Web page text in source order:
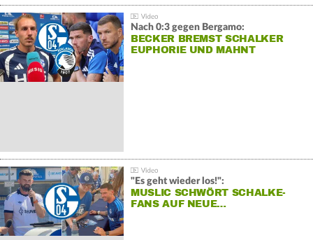
Nach 0:3 gegen Bergamo:
BECKER BREMST SCHALKER
EUPHORIE UND MAHNT
"Es geht wieder los!":
MUSLIC SCHWÖRT SCHALKE-
FANS AUF NEUE…